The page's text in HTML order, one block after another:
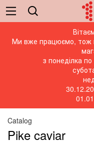
Ми вже працюємо, тож
з понеділка
Catalog
Pike caviar